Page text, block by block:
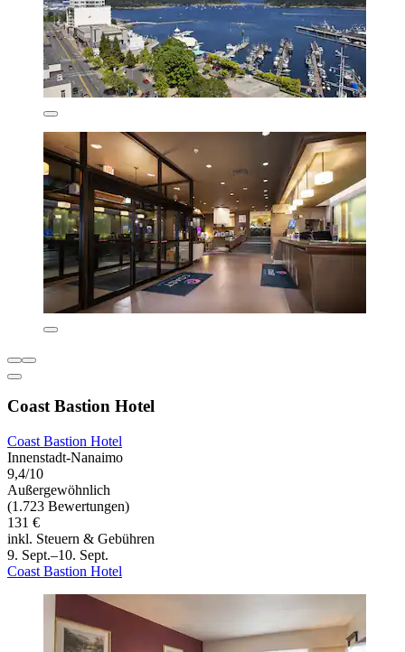
Coast Bastion Hotel
Coast Bastion Hotel
Innenstadt-Nanaimo
9,4/10
Außergewöhnlich
(1.723 Bewertungen)
131 €
inkl. Steuern & Gebühren
9. Sept.–10. Sept.
Coast Bastion Hotel